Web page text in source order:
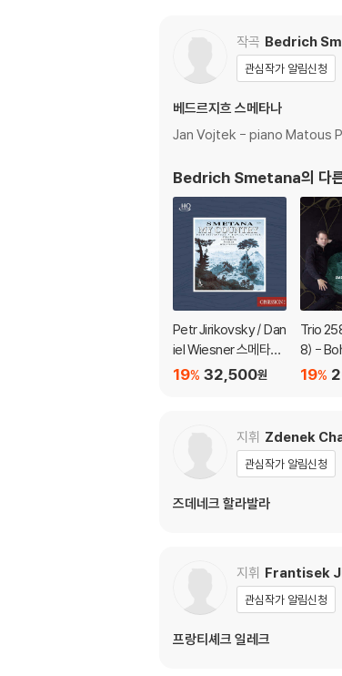
작곡 Bedrich
관심작가 알림신청
베드르지흐 스메타나
Jan Vojtek - piano Matous
Bedrich Smetana의 다
Petr Jirikovsky / Dan
iel Wiesner 스메타나:
나의 조국 (피아노 편
32,500원
19%
Trio
8) -
cy -
19%
지휘 Zdenek
관심작가 알림신청
즈데네크 할라발라
지휘 Frantisek
관심작가 알림신청
프랑티셰크 일레크